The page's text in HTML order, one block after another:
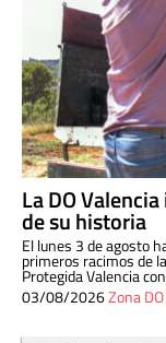
La DO
de su historia
El lunes 3 de agosto
primeros racimos de
Protegida Valencia
03/08/2026Zona DO